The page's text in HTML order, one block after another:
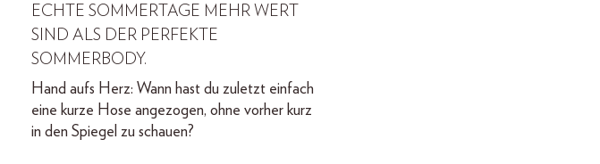
ECHTE SOMMERTAGE MEHR WERT
SIND ALS DER PERFEKTE
SOMMERBODY.
Hand aufs Herz: Wann hast du zuletzt einfach
eine kurze Hose angezogen, ohne vorher kurz
in den Spiegel zu schauen?